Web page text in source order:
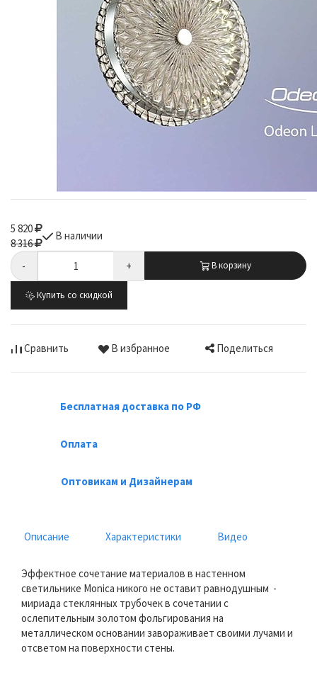
5 820
8 316
В наличии
- + В корзину
Купить со скидкой
Сравнить В избранное Поделиться
Бесплатная доставка по РФ
Оплата
Оптовикам и Дизайнерам
Описание Характеристики Видео
Эффектное сочетание материалов в настенном
светильнике Monica никого не оставит равнодушным -
мириада стеклянных трубочек в сочетании с
ослепительным золотом фольгирования на
металлическом основании завораживает своими лучами и
отсветом на поверхности стены.